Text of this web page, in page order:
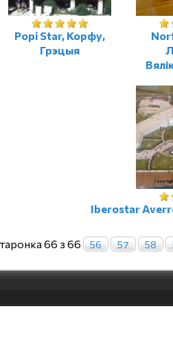
Popi Star, Корфу,
Грэцыя
Iberostar
66 з 66 56 57 58